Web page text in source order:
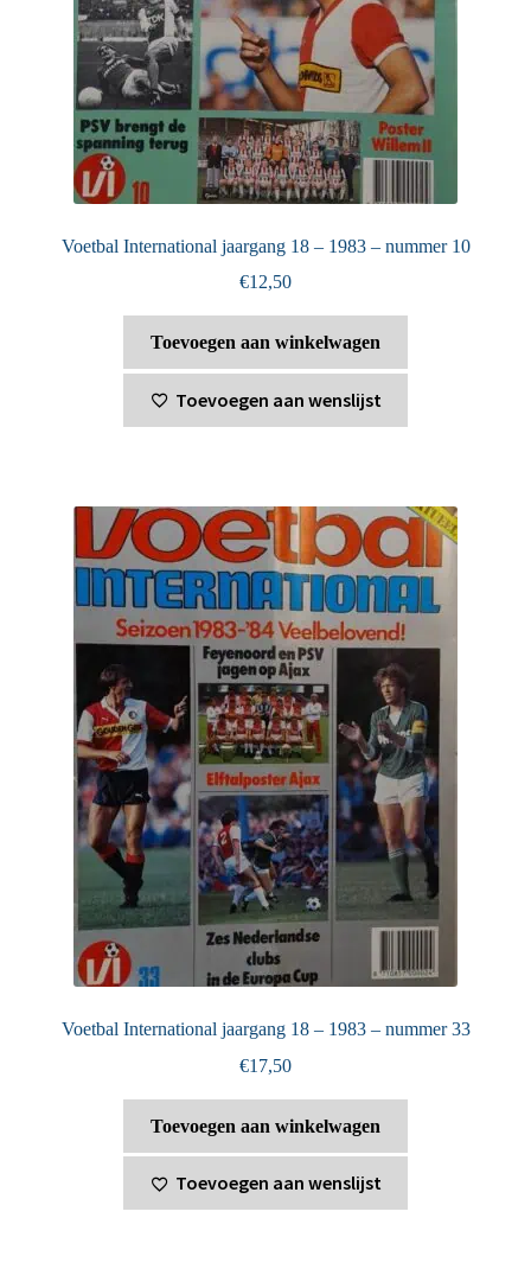
Voetbal International jaargang 18 – 1983 – nummer 10
€12,50
Toevoegen aan winkelwagen
Toevoegen aan wenslijst
Voetbal International jaargang 18 – 1983 – nummer 33
€17,50
Toevoegen aan winkelwagen
Toevoegen aan wenslijst